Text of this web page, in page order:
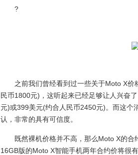
?
之前我们曾经看到过一些关于Moto X价
民币1800元)，这听起来已经足够让人兴奋
元)或399美元(约合人民币2450元)。而这个
认，非常的具有可信度。
既然裸机价格并不高，那么Moto X的合
16GB版的Moto X智能手机两年合约价将很